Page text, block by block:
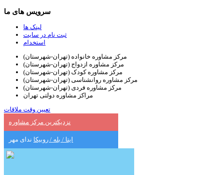
سرویس های ما
لینک ها
ثبت نام در سایت
استخدام
مرکز مشاوره خانواده (تهران-شهرستان)
مرکز مشاوره ازدواج (تهران-شهرستان)
مرکز مشاوره کودک (تهران-شهرستان)
مرکز مشاوره روانشناسی (تهران-شهرستان)
مرکز مشاوره فردی (تهران-شهرستان)
مراکز مشاوره دولتی تهران
تعیین وقت ملاقات
نزدیکترین مرکز مشاوره
ایتا / بله / روبیکا ندای مهر